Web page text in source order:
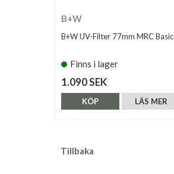
B+W
B+W UV-Filter 77mm MRC Basic
Finns i lager
1.090 SEK
LÄS MER
KÖP
Tillbaka